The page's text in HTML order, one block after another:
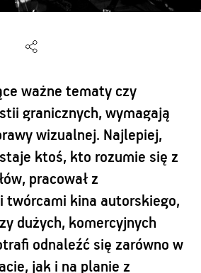
ważne tematy czy
granicznych, wymagają
wizualnej. Najlepiej,
ktoś, kto rozumie się z
pracował z
twórcami kina autorskiego,
dużych, komercyjnych
odnaleźć się zarówno w
jak i na planie z